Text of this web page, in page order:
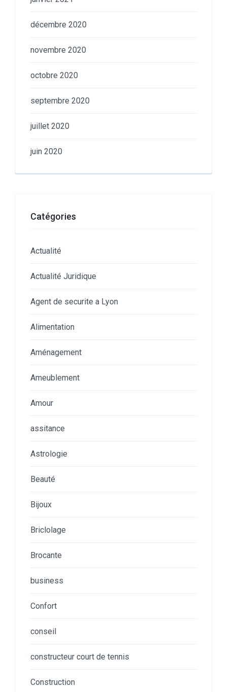
décembre 2020
novembre 2020
octobre 2020
septembre 2020
juillet 2020
juin 2020
Catégories
Actualité
Actualité Juridique
Agent de securite a Lyon
Alimentation
Aménagement
Ameublement
Amour
assitance
Astrologie
Beauté
Bijoux
Briclolage
Brocante
business
Confort
conseil
constructeur court de tennis
Construction